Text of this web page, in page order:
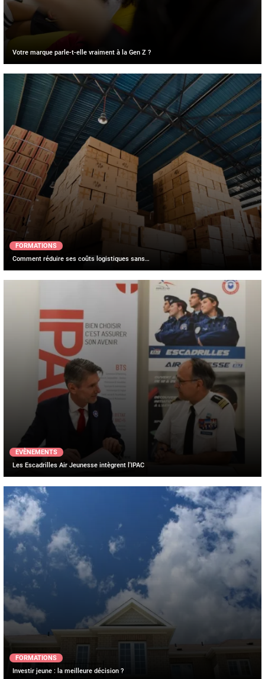
Votre marque parle-t-elle vraiment à la Gen Z ?
FORMATIONS
Comment réduire ses coûts logistiques sans…
EVÈNEMENTS
Les Escadrilles Air Jeunesse intègrent l'IPAC
FORMATIONS
Investir jeune : la meilleure décision ?